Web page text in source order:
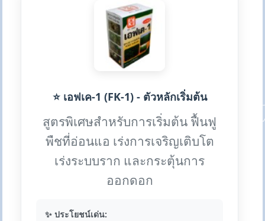
⭐ เอฟเค-1 (FK-1) - ตัวหลักเริ่มต้น
สูตรพิเศษสำหรับการเริ่มต้น ฟื้นฟู
พืชที่อ่อนแอ เร่งการเจริญเติบโต
เร่งระบบราก และกระตุ้นการ
ออกดอก
✨ ประโยชน์เด่น: